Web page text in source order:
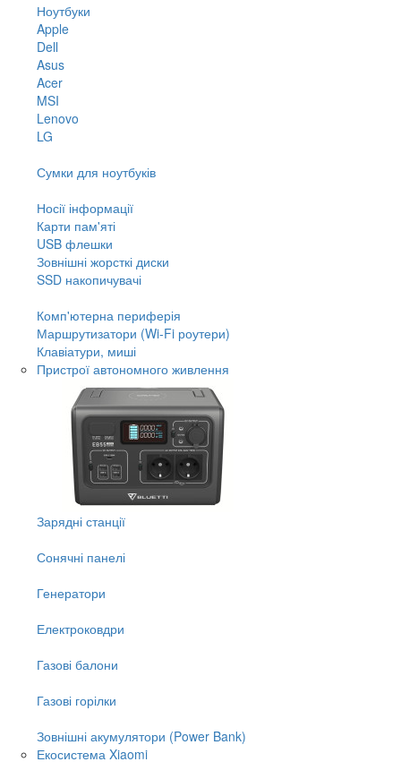
Ноутбуки
Apple
Dell
Asus
Acer
MSI
Lenovo
LG
Сумки для ноутбуків
Носії інформації
Карти пам'яті
USB флешки
Зовнішні жорсткі диски
SSD накопичувачі
Комп'ютерна периферія
Маршрутизатори (Wi-Fi роутери)
Клавіатури, миші
Пристрої автономного живлення
Зарядні станції
Сонячні панелі
Генератори
Електроковдри
Газові балони
Газові горілки
Зовнішні акумулятори (Power Bank)
Екосистема Xiaomi